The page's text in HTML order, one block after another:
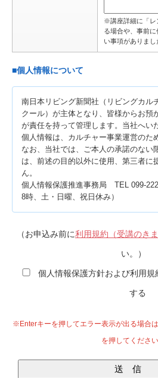
※講座詳細に「レ
る場合や、事前
い事項がありまし
■個人情報について
南日本リビング新聞社（リビングカル
クール）が主体となり、皆様からお預
が責任を持って管理します。当社へい
個人情報は、カルチャー事業運営のた
なお、当社では、ご本人の承諾のない
は、前述の目的以外に使用、第三者に
ん。
個人情報保護推進事務局 TEL 099-
8時、土・日曜、祝日休み）
（お申込み前に利用規約（受講のきま
い。）
個人情報保護方針および利用
する
※Enterキーを押してエラー表示が出る場合
を押してください